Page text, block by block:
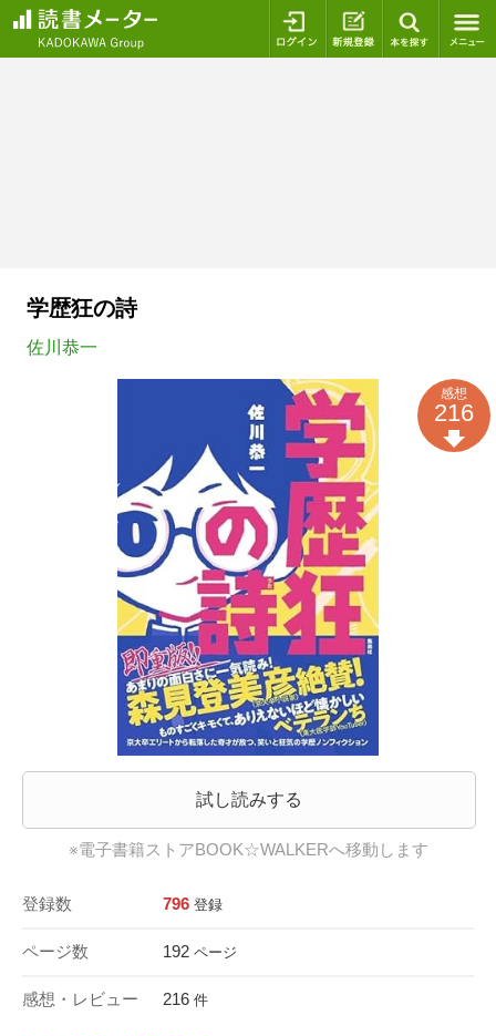
ログイン 新規登録
学歴狂の詩
佐川恭一
試し読みする
※電子書籍ストアBOOK☆WALKERへ移動します
登録数 796 登録
ページ数 192 ページ
感想・レビュー 216 件
感想
216